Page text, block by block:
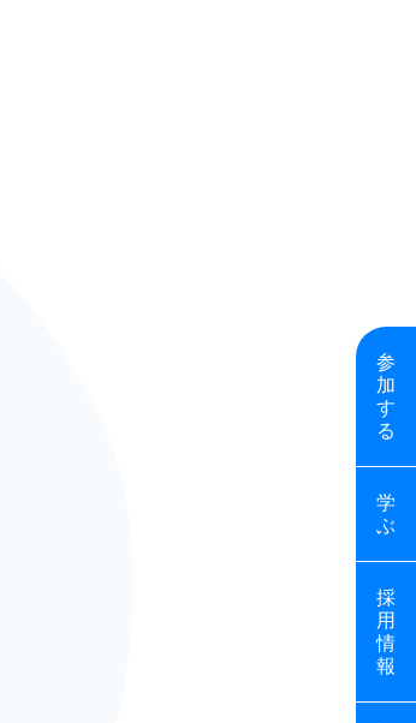
参
加
す
る
学
ぶ
採
用
情
報